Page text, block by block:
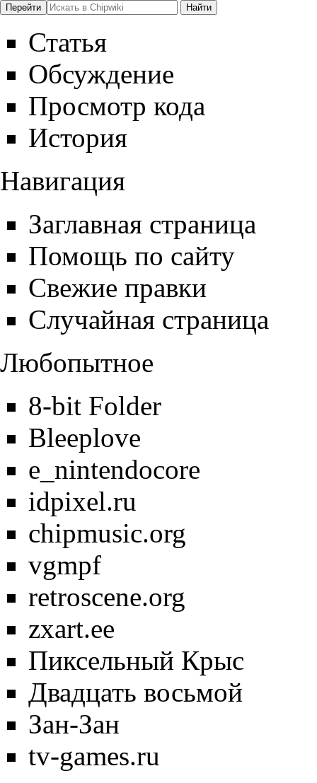
Статья
Обсуждение
Просмотр кода
История
Навигация
Заглавная страница
Помощь по сайту
Свежие правки
Случайная страница
Любопытное
8-bit Folder
Bleeplove
e_nintendocore
idpixel.ru
chipmusic.org
vgmpf
retroscene.org
zxart.ee
Пиксельный Крыс
Двадцать восьмой
Зан-Зан
tv-games.ru